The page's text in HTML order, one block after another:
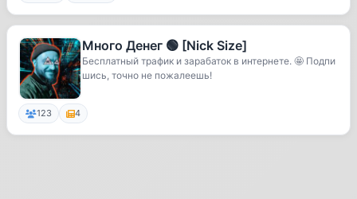
Много Денег 🟢 [Nick Size]
Бесплатный трафик и зарабаток в интернете. 🤩 Подпи
шись, точно не пожалеешь!
123 4